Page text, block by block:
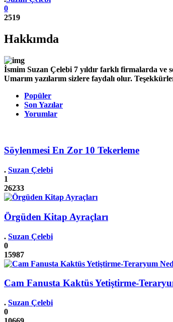
0
2519
Hakkımda
İsmim Suzan Çelebi 7 yıldır farklı firmalarda
Umarım yazılarım sizlere faydalı olur.
Popüler
Son Yazılar
Yorumlar
Söylenmesi En Zor 10 Tekerleme
. Suzan Çelebi
1
26233
Örgüden Kitap Ayraçları
. Suzan Çelebi
0
15987
Cam Fanusta Kaktüs Yetiştirme-
. Suzan Çelebi
0